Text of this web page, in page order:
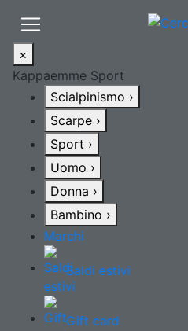
×
Kappaemme Sport
Scialpinismo ›
Scarpe ›
Sport ›
Uomo ›
Donna ›
Bambino ›
Marchi
Saldi estivi
Gift card